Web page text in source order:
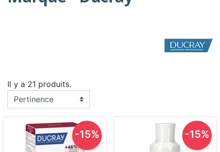
Il y a 21 produits.
-15% -15%